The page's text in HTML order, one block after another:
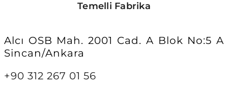
Temelli Fabrika
Alcı OSB Mah. 2001 Cad. A Blok No:5 A
Sincan/Ankara
+90 312 267 01 56